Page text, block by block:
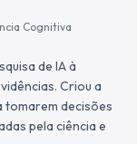
Cognitiva
de IA à
Criou a
tomarem decisões
pela ciência e